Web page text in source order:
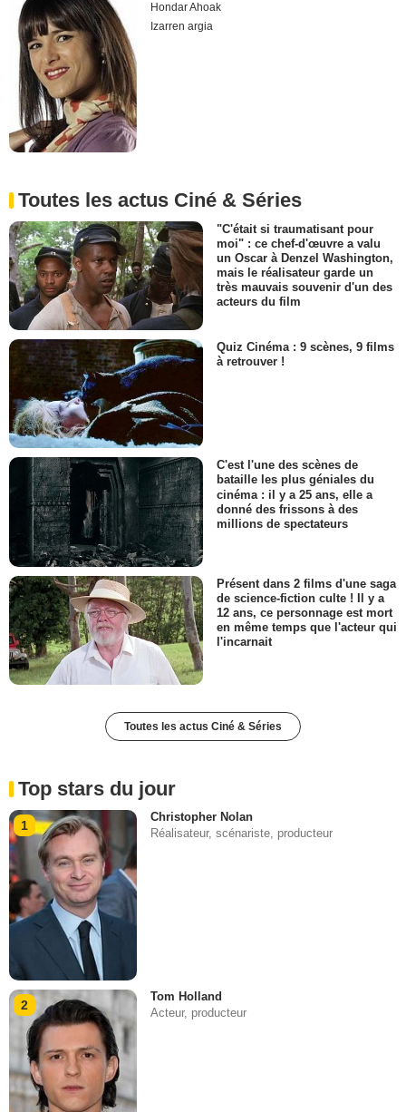
Hondar Ahoak
Izarren argia
Toutes les actus Ciné & Séries
"C'était si traumatisant pour
moi" : ce chef-d'œuvre a valu
un Oscar à Denzel Washington,
mais le réalisateur garde un
très mauvais souvenir d'un des
acteurs du film
Quiz Cinéma : 9 scènes, 9 films
à retrouver !
C'est l'une des scènes de
bataille les plus géniales du
cinéma : il y a 25 ans, elle a
donné des frissons à des
millions de spectateurs
Présent dans 2 films d'une saga
de science-fiction culte ! Il y a
12 ans, ce personnage est mort
en même temps que l'acteur qui
l'incarnait
Toutes les actus Ciné & Séries
Top stars du jour
1
Christopher Nolan
Réalisateur, scénariste, producteur
2
Tom Holland
Acteur, producteur